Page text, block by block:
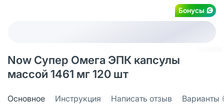
Бонусы
Now Супер Омега ЭПК капсулы
массой 1461 мг 120 шт
Основное Инструкция Написать отзыв Варианты